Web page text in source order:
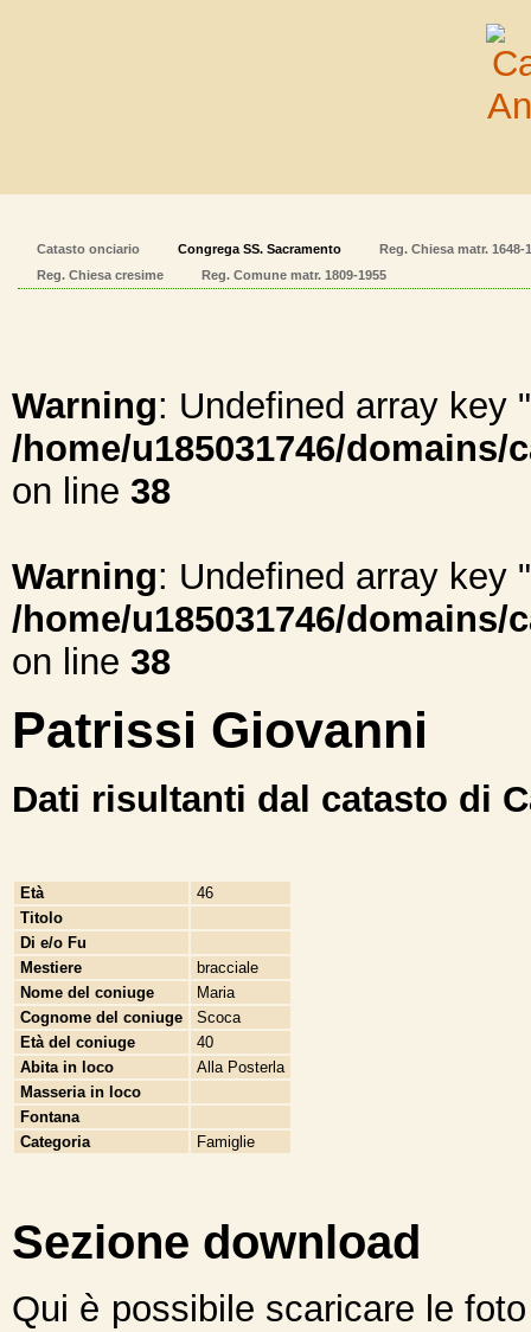
Catasto onciario Congrega SS. Sacramento
Reg. Chiesa matr. 1648-
Reg. Chiesa cresime
Reg. Comune matr. 1809-1955
Warning: Undefined array key
/home/u185031746/
on line 38
Warning: Undefined array key
/home/u185031746/
on line 38
Patrissi Giovanni
Dati risultanti dal catasto di
Età
46
Titolo
Di e/o Fu
Mestiere
bracciale
Nome del coniuge
Maria
Cognome del coniuge
Scoca
Età del coniuge
40
Abita in loco
Alla Posterla
Masseria in loco
Fontana
Categoria
Famiglie
Sezione download
Qui è possibile scaricare le